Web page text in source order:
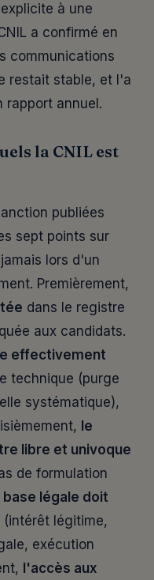
à une
a confirmé en
communications
restait stable, et l'a
rapport annuel.
la CNIL est
publiées
sept points sur
lors d'un
Premièrement,
dans le registre
aux candidats.
effectivement
technique (purge
systématique),
le
libre et univoque
de formulation
base légale doit
légitime,
exécution
l'accès aux